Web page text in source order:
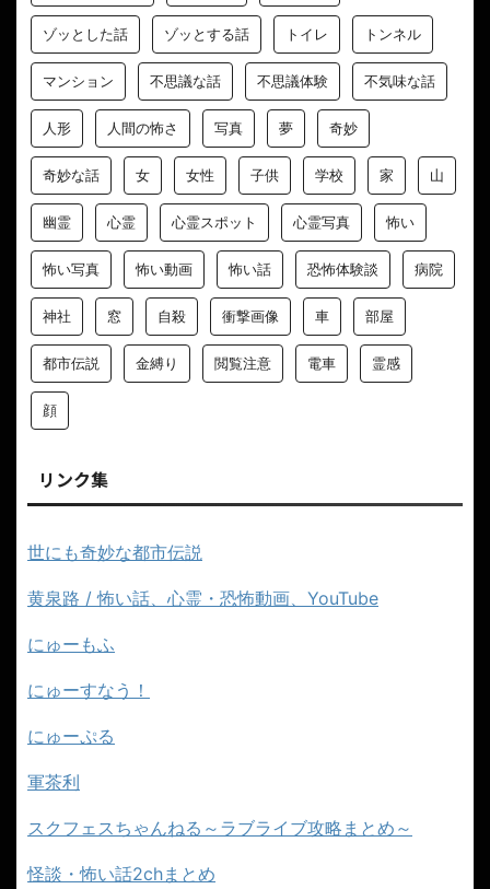
ゾッとした話 ゾッとする話 トイレ トンネル
マンション 不思議な話 不思議体験 不気味な話
人形 人間の怖さ 写真 夢 奇妙
奇妙な話 女 女性 子供 学校 家 山
幽霊 心霊 心霊スポット 心霊写真 怖い
怖い写真 怖い動画 怖い話 恐怖体験談 病院
神社 窓 自殺 衝撃画像 車 部屋
都市伝説 金縛り 閲覧注意 電車 霊感
顔
リンク集
世にも奇妙な都市伝説
黄泉路 / 怖い話、心霊・恐怖動画、YouTube
にゅーもふ
にゅーすなう！
にゅーぷる
軍茶利
スクフェスちゃんねる～ラブライブ攻略まとめ～
怪談・怖い話2chまとめ